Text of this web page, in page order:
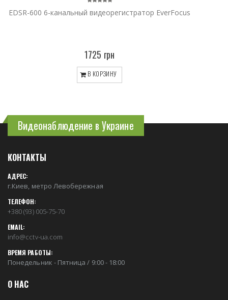
EDSR-600 6-канальный видеорегистратор EverFocus
1725 грн
В КОРЗИНУ
Видеонаблюдение в Украине
КОНТАКТЫ
АДРЕС:
г.Киев, метро Левобережная
ТЕЛЕФОН:
+380 (93) 005-75-70
EMAIL:
info@cctv-ua.com
ВРЕМЯ РАБОТЫ:
Понедельник - Пятница / 9:00 - 18:00
О НАС